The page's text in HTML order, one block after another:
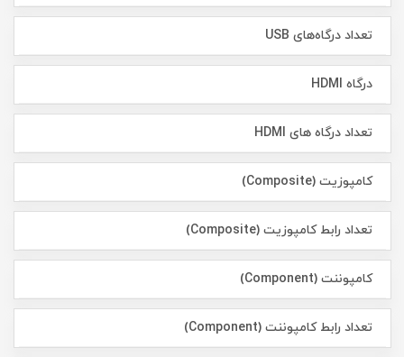
تعداد درگاه‌های USB
درگاه HDMI
تعداد درگاه های HDMI
کامپوزیت (Composite)
تعداد رابط کامپوزیت (Composite)
کامپوننت (Component)
تعداد رابط کامپوننت (Component)